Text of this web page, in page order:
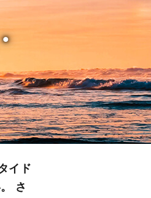
イド
さ